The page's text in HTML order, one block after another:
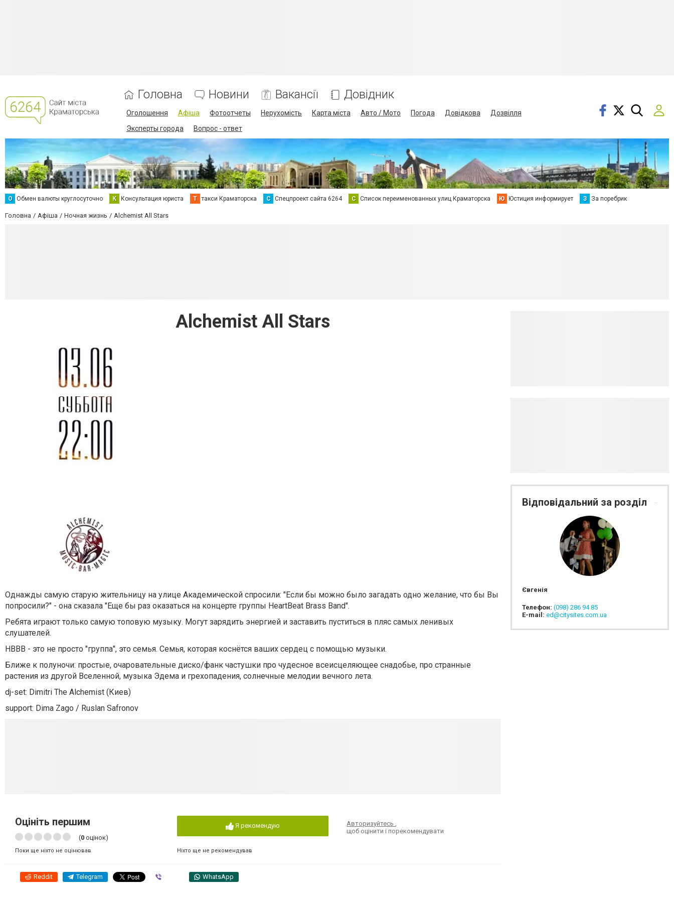
Головна Новини Вакансії Довідник
Оголошення Афіша Фотоотчеты Нерухомість Карта міста Авто / Мото Погода Довідкова
Дозвілля
Эксперты города
Вопрос - ответ
О Обмен валюты круглосуточно К Консультация юриста Т такси Краматорска С Спецпроект сайта 6264 С Список переименованных улиц Краматорска Ю Юстиция информирует З За поребрик
Головна Афіша Ночная жизнь Alchemist All Stars
Alchemist All Stars
Однажды самую старую жительницу на улице Академической спросили: "Если бы можно было загадать одно желание, что бы Вы
попросили?" - она сказала "Еще бы раз оказаться на концерте группы НeartBeat Brass Band".
Ребята играют только самую топовую музыку. Могут зарядить энергией и заставить пуститься в пляс самых ленивых
слушателей.
HBBB - это не просто "группа", это семья. Семья, которая коснётся ваших сердец с помощью музыки.
Ближе к полуночи: простые, очаровательные диско/фанк частушки про чудесное всеисцеляющее снадобье, про странные
растения из другой Вселенной, музыка Эдема и грехопадения, солнечные мелодии вечного лета.
dj-set: Dimitri The Alchemist (Киев)
support: Dima Zago / Ruslan Safronov
Оцініть першим
(0 оцінок)
Поки ще ніхто не оцінював
Я рекомендую
Ніхто ще не рекомендував
Авторизуйтесь,
щоб оцінити і порекомендувати
Reddit Telegram WhatsApp
Відповідальний за розділ
Євгенія
Телефон: (098) 286 94 85
E-mail: ed@citysites.com.ua